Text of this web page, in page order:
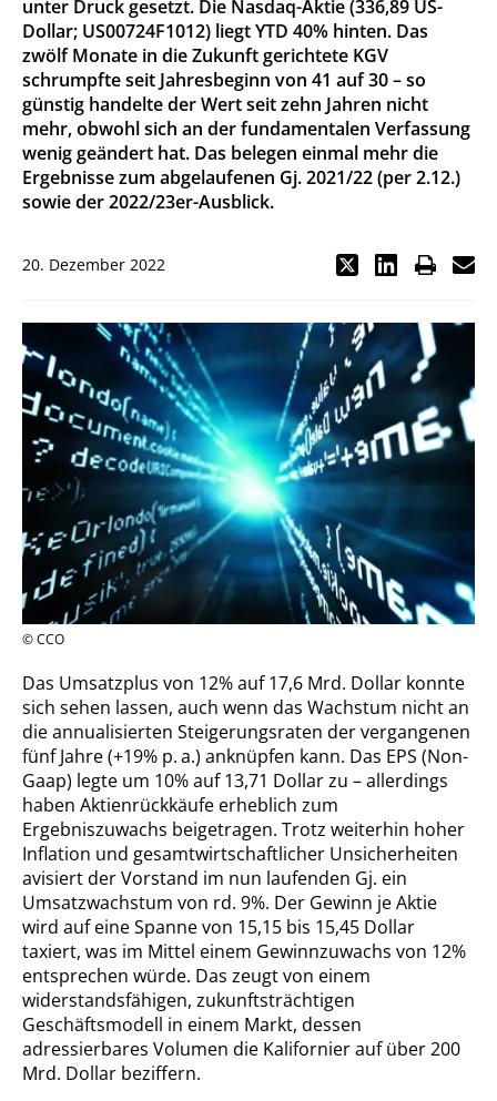
unter Druck gesetzt. Die Nasdaq-Aktie (336,89 US-
Dollar; US00724F1012) liegt YTD 40% hinten. Das
zwölf Monate in die Zukunft gerichtete KGV
schrumpfte seit Jahresbeginn von 41 auf 30 – so
günstig handelte der Wert seit zehn Jahren nicht
mehr, obwohl sich an der fundamentalen Verfassung
wenig geändert hat. Das belegen einmal mehr die
Ergebnisse zum abgelaufenen Gj. 2021/22 (per 2.12.)
sowie der 2022/23er-Ausblick.
20. Dezember 2022
© CCO
Das Umsatzplus von 12% auf 17,6 Mrd. Dollar konnte
sich sehen lassen, auch wenn das Wachstum nicht an
die annualisierten Steigerungsraten der vergangenen
fünf Jahre (+19% p. a.) anknüpfen kann. Das EPS (Non-
Gaap) legte um 10% auf 13,71 Dollar zu – allerdings
haben Aktienrückkäufe erheblich zum
Ergebniszuwachs beigetragen. Trotz weiterhin hoher
Inflation und gesamtwirtschaftlicher Unsicherheiten
avisiert der Vorstand im nun laufenden Gj. ein
Umsatzwachstum von rd. 9%. Der Gewinn je Aktie
wird auf eine Spanne von 15,15 bis 15,45 Dollar
taxiert, was im Mittel einem Gewinnzuwachs von 12%
entsprechen würde. Das zeugt von einem
widerstandsfähigen, zukunftsträchtigen
Geschäftsmodell in einem Markt, dessen
adressierbares Volumen die Kalifornier auf über 200
Mrd. Dollar beziffern.